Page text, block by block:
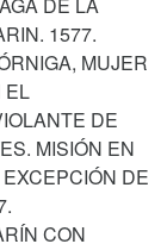
1577.
MUJER
EL
DE
MISIÓN EN
DE
CON